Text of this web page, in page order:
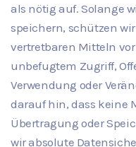
als nötig auf. Solange
speichern, schützen
vertretbaren Mitteln
unbefugtem Zugriff,
Verwendung oder
darauf hin, dass keine
Übertragung oder
wir absolute